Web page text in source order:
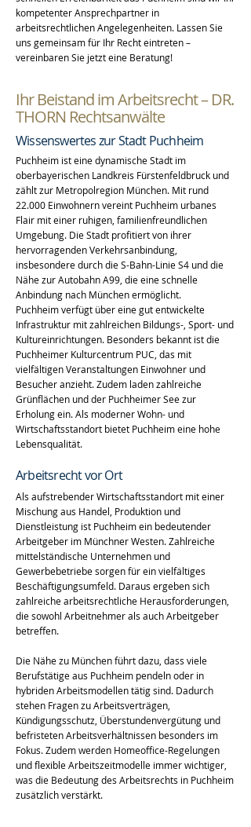
kompetenter Ansprechpartner in
arbeitsrechtlichen Angelegenheiten. Lassen Sie
uns gemeinsam für Ihr Recht eintreten –
vereinbaren Sie jetzt eine Beratung!
Ihr Beistand im Arbeitsrecht – DR.
THORN Rechtsanwälte
Wissenswertes zur Stadt Puchheim
Puchheim ist eine dynamische Stadt im
oberbayerischen Landkreis Fürstenfeldbruck und
zählt zur Metropolregion München. Mit rund
22.000 Einwohnern vereint Puchheim urbanes
Flair mit einer ruhigen, familienfreundlichen
Umgebung. Die Stadt profitiert von ihrer
hervorragenden Verkehrsanbindung,
insbesondere durch die S-Bahn-Linie S4 und die
Nähe zur Autobahn A99, die eine schnelle
Anbindung nach München ermöglicht.
Puchheim verfügt über eine gut entwickelte
Infrastruktur mit zahlreichen Bildungs-, Sport- und
Kultureinrichtungen. Besonders bekannt ist die
Puchheimer Kulturcentrum PUC, das mit
vielfältigen Veranstaltungen Einwohner und
Besucher anzieht. Zudem laden zahlreiche
Grünflächen und der Puchheimer See zur
Erholung ein. Als moderner Wohn- und
Wirtschaftsstandort bietet Puchheim eine hohe
Lebensqualität.
Arbeitsrecht vor Ort
Als aufstrebender Wirtschaftsstandort mit einer
Mischung aus Handel, Produktion und
Dienstleistung ist Puchheim ein bedeutender
Arbeitgeber im Münchner Westen. Zahlreiche
mittelständische Unternehmen und
Gewerbebetriebe sorgen für ein vielfältiges
Beschäftigungsumfeld. Daraus ergeben sich
zahlreiche arbeitsrechtliche Herausforderungen,
die sowohl Arbeitnehmer als auch Arbeitgeber
betreffen.
Die Nähe zu München führt dazu, dass viele
Berufstätige aus Puchheim pendeln oder in
hybriden Arbeitsmodellen tätig sind. Dadurch
stehen Fragen zu Arbeitsverträgen,
Kündigungsschutz, Überstundenvergütung und
befristeten Arbeitsverhältnissen besonders im
Fokus. Zudem werden Homeoffice-Regelungen
und flexible Arbeitszeitmodelle immer wichtiger,
was die Bedeutung des Arbeitsrechts in Puchheim
zusätzlich verstärkt.